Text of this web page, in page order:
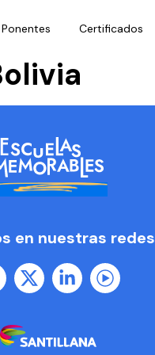
Ponentes Certificados
en nuestras redes